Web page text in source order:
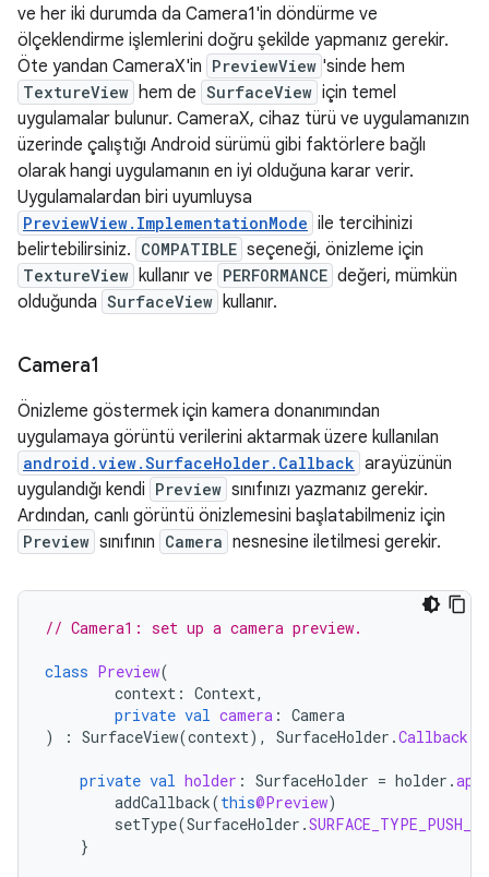
ve her iki durumda da Camera1'in döndürme ve
ölçeklendirme işlemlerini doğru şekilde yapmanız gerekir.
Öte yandan CameraX'in PreviewView 'sinde hem
TextureView hem de SurfaceView için temel
uygulamalar bulunur. CameraX, cihaz türü ve uygulamanızın
üzerinde çalıştığı Android sürümü gibi faktörlere bağlı
olarak hangi uygulamanın en iyi olduğuna karar verir.
Uygulamalardan biri uyumluysa
PreviewView.ImplementationMode ile tercihinizi
belirtebilirsiniz. COMPATIBLE seçeneği, önizleme için
TextureView kullanır ve PERFORMANCE değeri, mümkün
olduğunda SurfaceView kullanır.
Camera1
Önizleme göstermek için kamera donanımından
uygulamaya görüntü verilerini aktarmak üzere kullanılan
android.view.SurfaceHolder.Callback arayüzünün
uygulandığı kendi Preview sınıfınızı yazmanız gerekir.
Ardından, canlı görüntü önizlemesini başlatabilmeniz için
Preview sınıfının Camera nesnesine iletilmesi gerekir.
// Camera1: set up a camera preview.
class Preview(
context : Context,
private val camera : Camera
)
: SurfaceView(context), SurfaceHolder .Callback
private val holder : SurfaceHolder = holder .
addCallback(this@Preview)
setType(SurfaceHolder .
}